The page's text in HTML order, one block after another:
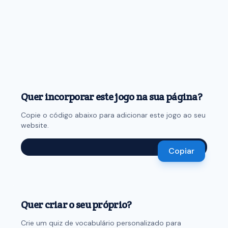
Quer incorporar este jogo na sua página?
Copie o código abaixo para adicionar este jogo ao seu
website.
Copiar
Quer criar o seu próprio?
Crie um quiz de vocabulário personalizado para